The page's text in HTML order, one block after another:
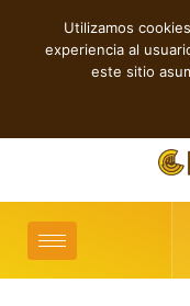
Indie, rap y pop:
Utilizamos
experiencia al
este sitio